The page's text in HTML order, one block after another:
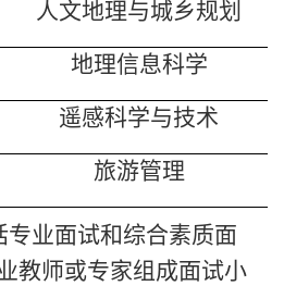
人文地理与城乡规划
地理信息科学
遥感科学与技术
旅游管理
专业面试和综合素质面
教师或专家组成面试小